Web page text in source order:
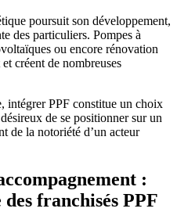
poursuit son développement,
des particuliers. Pompes à
ou encore rénovation
créent de nombreuses
intégrer PPF constitue un choix
de se positionner sur un
de la notoriété d’un acteur
:
franchisés PPF